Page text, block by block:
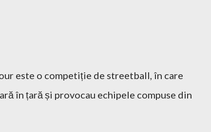
este o competiție de streetball, în care
în țară și provocau echipele compuse din